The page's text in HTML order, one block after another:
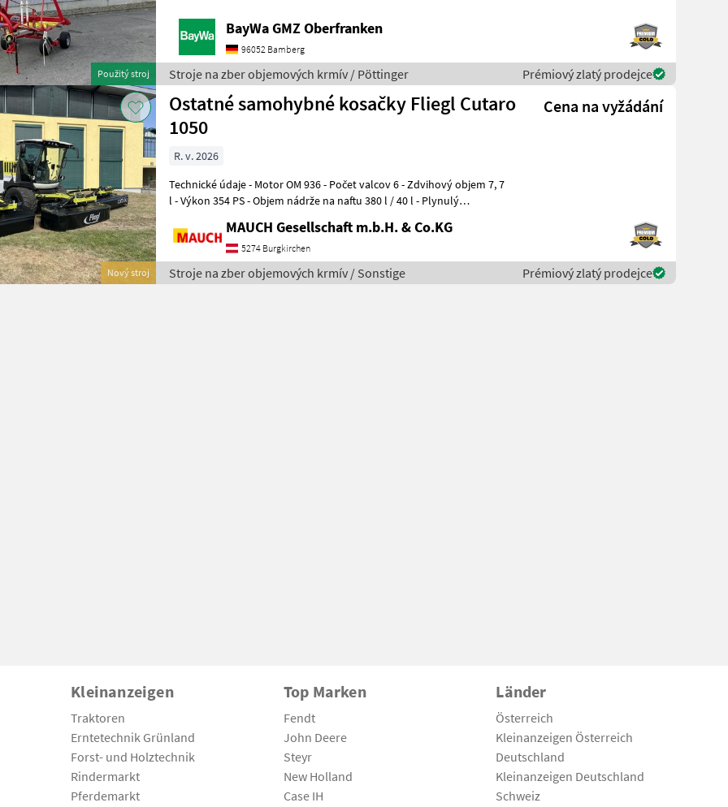
Použitý stroj
BayWa GMZ Oberfranken
96052 Bamberg
Stroje na zber objemových krmív / Pöttinger Prémiový zlatý prodejce
Nový stroj
Ostatné samohybné kosačky Fliegl Cutaro
1050
Cena na vyžádání
R. v. 2026
Technické údaje - Motor OM 936 - Počet valcov 6 - Zdvihový objem 7, 7
l - Výkon 354 PS - Objem nádrže na naftu 380 l / 40 l - Plynulý
MAUCH Gesellschaft m.b.H. & Co.KG
5274 Burgkirchen
Stroje na zber objemových krmív / Sonstige Prémiový zlatý prodejce
Kleinanzeigen
Traktoren
Erntetechnik Grünland
Forst- und Holztechnik
Rindermarkt
Pferdemarkt
Top Marken
Fendt
John Deere
Steyr
New Holland
Case IH
Länder
Österreich
Kleinanzeigen Österreich
Deutschland
Kleinanzeigen Deutschland
Schweiz